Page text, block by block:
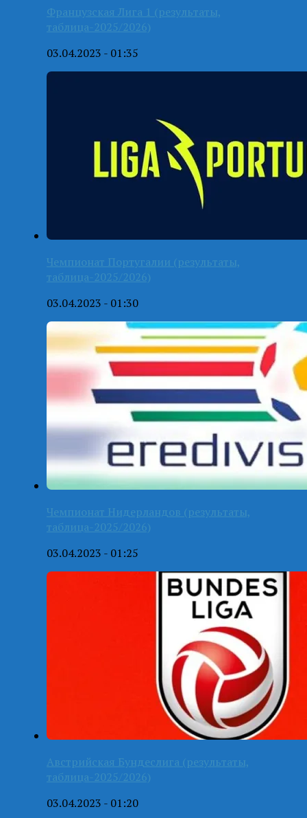
Французская Лига 1 (результаты,
таблица-2025/2026)
03.04.2023 - 01:35
Чемпионат Португалии (результаты,
таблица-2025/2026)
03.04.2023 - 01:30
Чемпионат Нидерландов (результаты,
таблица-2025/2026)
03.04.2023 - 01:25
Австрийская Бундеслига (результаты,
таблица-2025/2026)
03.04.2023 - 01:20